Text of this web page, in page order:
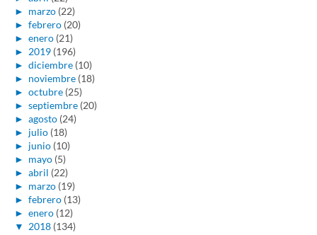
► marzo (22)
► febrero (20)
► enero (21)
► 2019 (196)
► diciembre (10)
► noviembre (18)
► octubre (25)
► septiembre (20)
► agosto (24)
► julio (18)
► junio (10)
► mayo (5)
► abril (22)
► marzo (19)
► febrero (13)
► enero (12)
▼ 2018 (134)